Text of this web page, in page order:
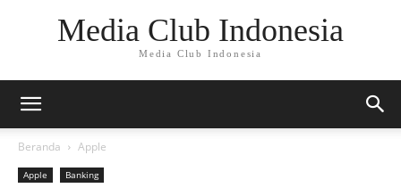
Media Club Indonesia
Media Club Indonesia
Beranda Apple
Apple Banking